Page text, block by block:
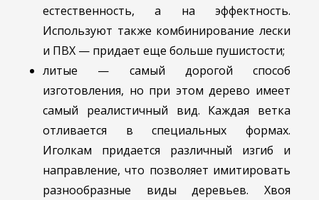
естественность, а на эффектность.
Используют также комбинирование лески
и ПВХ — придает еще больше пушистости;
литые — самый дорогой способ
изготовления, но при этом дерево имеет
самый реалистичный вид. Каждая ветка
отливается в специальных формах.
Иголкам придается различный изгиб и
направление, что позволяет имитировать
разнообразные виды деревьев. Хвоя